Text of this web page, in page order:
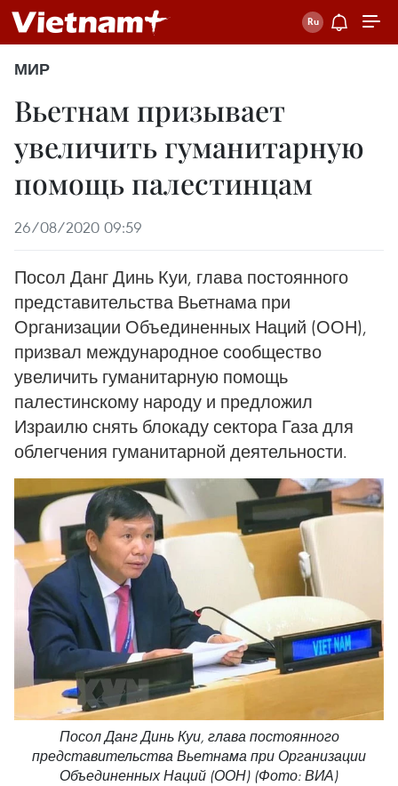
МИР
Вьетнам призывает
увеличить гуманитарную
помощь палестинцам
26/08/2020 09:59
Посол Данг Динь Куи, глава постоянного
представительства Вьетнама при
Организации Объединенных Наций (ООН),
призвал международное сообщество
увеличить гуманитарную помощь
палестинскому народу и предложил
Израилю снять блокаду сектора Газа для
облегчения гуманитарной деятельности.
Посол Данг Динь Куи, глава постоянного
представительства Вьетнама при Организации
Объединенных Наций (ООН) (Фото: ВИА)